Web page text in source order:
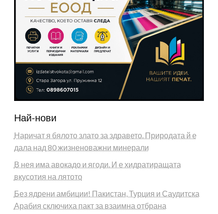
Най-нови
Наричат я бялото злато за здравето. Природата й е
дала над 80 жизненоважни минерали
В нея има авокадо и ягоди. И е хидратиращата
вкусотия на лятото
Без ядрени амбиции! Пакистан, Турция и Саудитска
Арабия сключиха пакт за взаимна отбрана